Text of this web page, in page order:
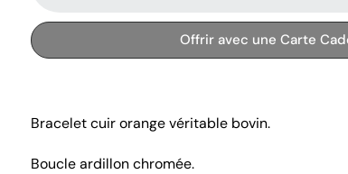
Offrir avec une Carte
Bracelet cuir orange véritable bovin.
Boucle ardillon chromée.